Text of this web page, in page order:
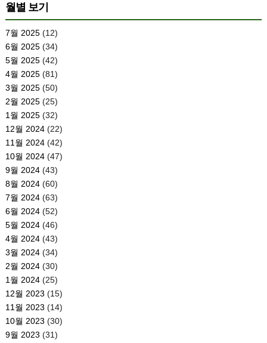
월별 보기
7월 2025(12)
6월 2025(34)
5월 2025(42)
4월 2025(81)
3월 2025(50)
2월 2025(25)
1월 2025(32)
12월 2024(22)
11월 2024(42)
10월 2024(47)
9월 2024(43)
8월 2024(60)
7월 2024(63)
6월 2024(52)
5월 2024(46)
4월 2024(43)
3월 2024(34)
2월 2024(30)
1월 2024(25)
12월 2023 (15)
11월 2023 (14)
10월 2023 (30)
9월 2023 (31)